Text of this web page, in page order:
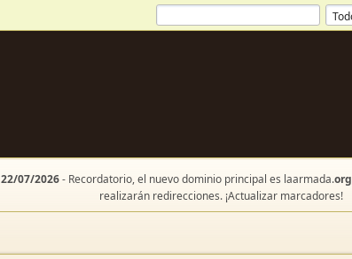
22/07/2026- Recordatorio, el nuevo dominio principal es laarmada.org
realizarán redirecciones. ¡Actualizar marcadores!